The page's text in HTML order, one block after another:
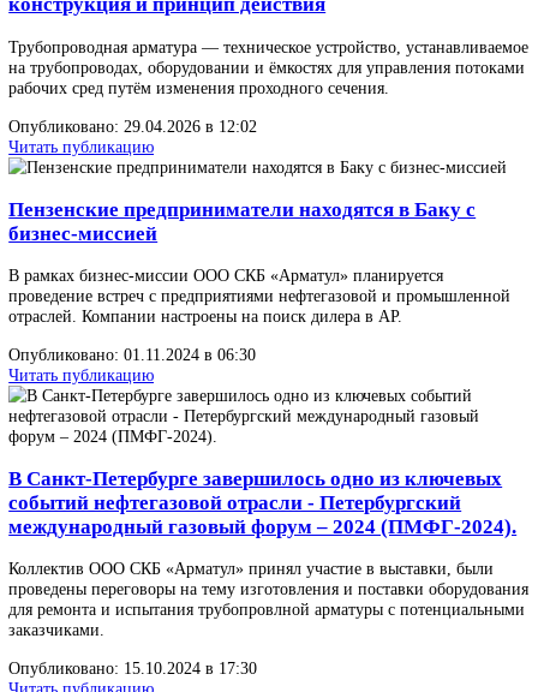
Читать публикацию
Ремонт и стандарты трубопроводной арматуры:
полный обзор ГОСТ, РД, ISO
Ремонт трубопроводной арматуры — процесс, требующий
множества нормативов. В России действуют государственные
международной практике применяются стандарты ISO, API и
Опубликовано: 29.04.2026 в 12:53
Читать публикацию
Виды трубопроводной арматуры: классификация,
конструкция и принцип действия
Трубопроводная арматура — техническое устройство,
на трубопроводах, оборудовании и ёмкостях для управления
рабочих сред путём изменения проходного сечения.
Опубликовано: 29.04.2026 в 12:02
Читать публикацию